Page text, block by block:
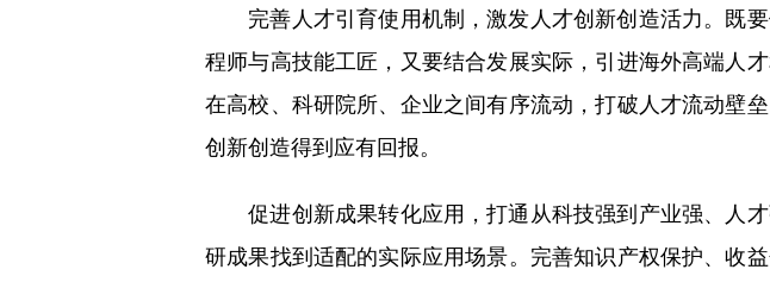
完善人才引育使用机制，激发人才创新创造活力。既要
程师与高技能工匠，又要结合发展实际，引进海外高端人
在高校、科研院所、企业之间有序流动，打破人才流动壁
创新创造得到应有回报。
促进创新成果转化应用，打通从科技强到产业强、人才
研成果找到适配的实际应用场景。完善知识产权保护、收